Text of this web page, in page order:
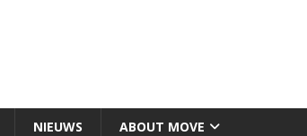
NIEUWS ABOUT MOVE